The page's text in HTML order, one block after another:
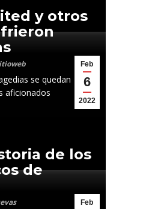
Feb
6
2022
y otros
se quedan
aficionados
Feb
de los
de